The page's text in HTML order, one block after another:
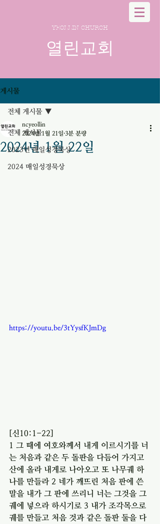
YEOLLIN CHURCH
열린교회
게시물
전체 게시물
2023년 매일성경묵상
2024 매일성경묵상
전체 게시물
2024년 1월 22일
ncyeollin
2024년 1월 21일 3분 분량
https://youtu.be/3tYysfKJmDg
[신10:1-22]
1 그 때에 여호와께서 내게 이르시기를 너
는 처음과 같은 두 돌판을 다듬어 가지고
산에 올라 내게로 나아오고 또 나무궤 하
나를 만들라 2 네가 깨뜨린 처음 판에 쓴
말을 내가 그 판에 쓰리니 너는 그것을 그
궤에 넣으라 하시기로 3 내가 조각목으로
궤를 만들고 처음 것과 같은 돌판 둘을 다